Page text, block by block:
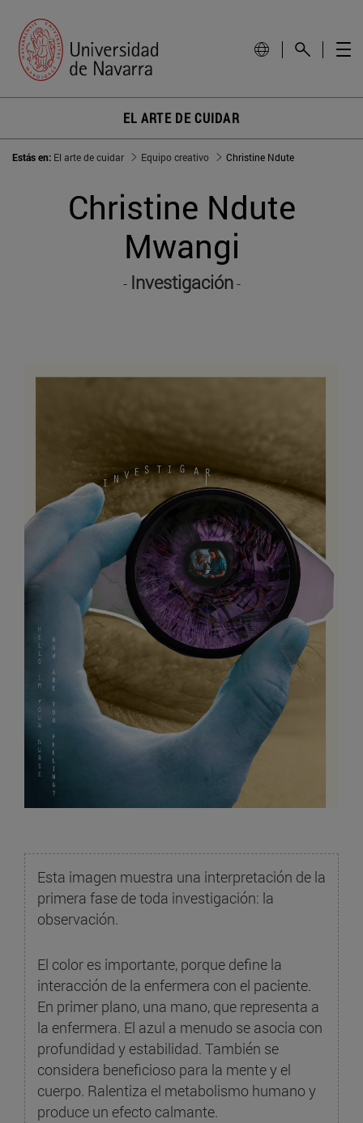
EL ARTE DE CUIDAR
Estás en: El arte de cuidar Equipo creativo Christine Ndute
Christine Ndute
Mwangi
- Investigación-
Esta imagen muestra una interpretación de la
primera fase de toda investigación: la
observación.
El color es importante, porque define la
interacción de la enfermera con el paciente.
En primer plano, una mano, que representa a
la enfermera. El azul a menudo se asocia con
profundidad y estabilidad. También se
considera beneficioso para la mente y el
cuerpo. Ralentiza el metabolismo humano y
produce un efecto calmante.